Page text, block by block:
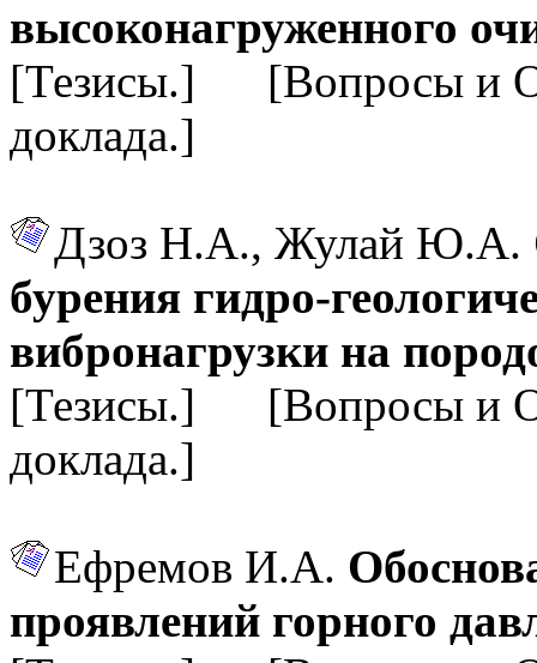
высоконагруженного
[Тезисы.] [Вопросы и
доклада.]
Дзоз Н.А., Жулай Ю.А.
бурения гидро-
вибронагрузки на
[Тезисы.] [Вопросы и
доклада.]
Ефремов И.А.
проявлений горного